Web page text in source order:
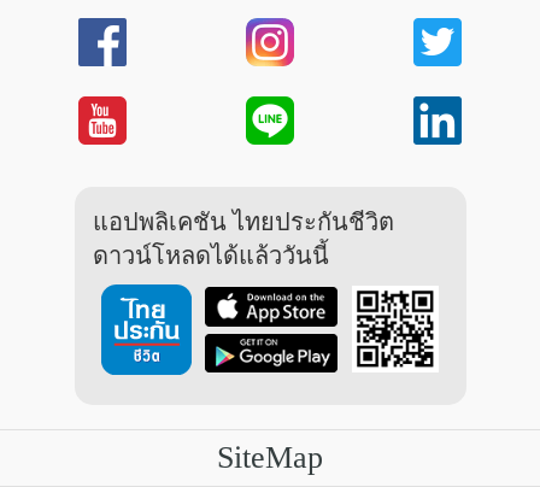
แอปพลิเคชัน ไทยประกันชีวิต
ดาวน์โหลดได้แล้ววันนี้
SiteMap